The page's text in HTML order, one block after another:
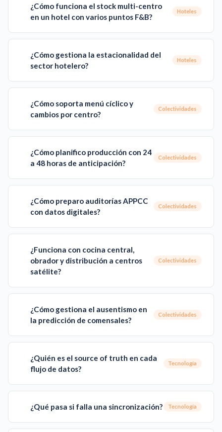
¿Cómo funciona el stock multi-centro
en un hotel con varios puntos F&B?
Hoteles
¿Cómo gestiona la estacionalidad del
sector hotelero?
Hoteles
¿Cómo soporta menú cíclico y
cambios por centro?
Colectividades
¿Cómo planifico producción con 24
a 48 horas de anticipación?
Colectividades
¿Cómo preparo auditorías APPCC
con datos digitales?
Colectividades
¿Funciona con cocina central,
obrador y distribución a centros
satélite?
Colectividades
¿Cómo gestiona el ausentismo en
la predicción de comensales?
Colectividades
¿Quién es el source of truth en cada
flujo de datos?
Tecnología
¿Qué pasa si falla una sincronización? Tecnología